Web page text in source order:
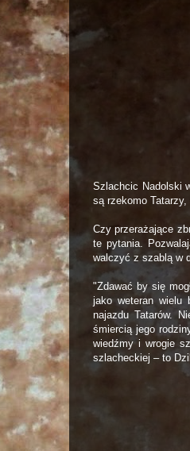
Szlachcic Nadolski
są rzekomo
Czy przerażające
te pytania.
walczyć z szablą w
"Zdawać by się
jako weteran wielu
najazdu Tatarów.
śmiercią jego
wiedźmy i wrogie
szlacheckiej – to